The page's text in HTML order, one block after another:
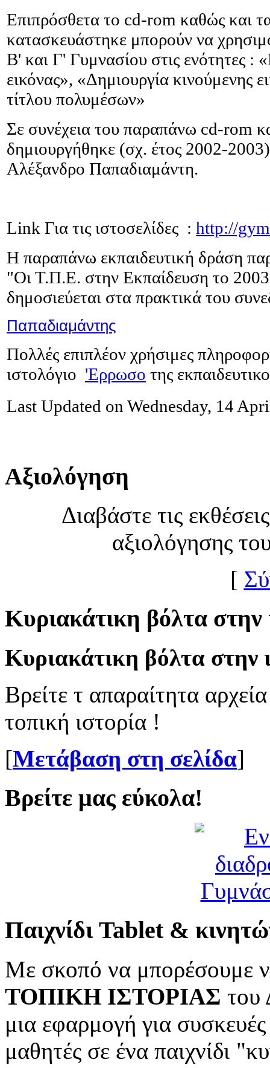
Επιπρόσθετα το cd-rom καθώς και
κατασκευάστηκε μπορούν να
Β' και Γ' Γυμνασίου στις ενότητες :
εικόνας», «Δημιουργία κινούμενης
τίτλου πολυμέσων»
Σε συνέχεια του παραπάνω cd-rom
δημιουργήθηκε (σχ. έτος 2002-
Αλέξανδρο Παπαδιαμάντη.
Link Για τις ιστοσελίδες : http://
Η παραπάνω εκπαιδευτική δράση
"Οι Τ.Π.Ε. στην Εκπαίδευση το
δημοσιεύεται στα πρακτικά του
Παπαδιαμάντης
Πολλές επιπλέον χρήσιμες
ιστολόγιο 'Ερρωσο της
Last Updated on Wednesday, 14
Αξιολόγηση
Διαβάστε τις
αξιολόγησης
[
Κυριακάτικη βόλτα στην
Κυριακάτικη βόλτα στην
Βρείτε τ απαραίτητα
τοπική ιστορία !
[Μετάβαση στη σελίδα]
Βρείτε μας εύκολα!
Παιχνίδι Tablet &
Με σκοπό να μπορέσουμε
ΤΟΠΙΚΗ ΙΣΤΟΡΙΑΣ του
μια εφαρμογή για
μαθητές σε ένα παιχνίδι